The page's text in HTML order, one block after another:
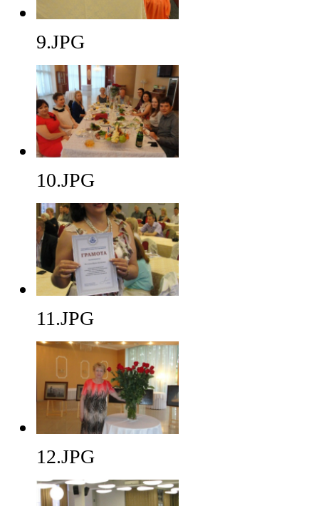
9.JPG
10.JPG
11.JPG
12.JPG